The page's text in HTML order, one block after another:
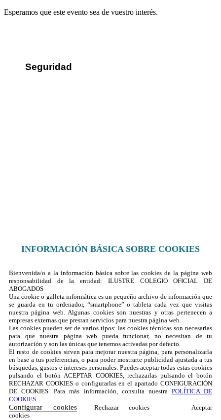
Esperamos que este evento sea de vuestro interés.
Seguridad
INFORMACIÓN BÁSICA SOBRE COOKIES
Bienvenida/o a la información básica sobre las cookies de la página web
responsabilidad de la entidad: ILUSTRE COLEGIO OFICIAL DE
ABOGADOS
Una cookie o galleta informática es un pequeño archivo de información que
se guarda en tu ordenador, “smartphone” o tableta cada vez que visitas
nuestra página web. Algunas cookies son nuestras y otras pertenecen a
empresas externas que prestan servicios para nuestra página web.
Las cookies pueden ser de varios tipos: las cookies técnicas son necesarias
para que nuestra página web pueda funcionar, no necesitan de tu
autorización y son las únicas que tenemos activadas por defecto.
El resto de cookies sirven para mejorar nuestra página, para personalizarla
en base a tus preferencias, o para poder mostrarte publicidad ajustada a tus
búsquedas, gustos e intereses personales. Puedes aceptar todas estas cookies
pulsando el botón ACEPTAR COOKIES, rechazarlas pulsando el botón
RECHAZAR COOKIES o configurarlas en el apartado CONFIGURACIÓN
DE COOKIES. Para más información, consulta nuestra POLÍTICA DE
COOKIES .
Configurar cookies Rechazar cookies
Aceptar
cookies